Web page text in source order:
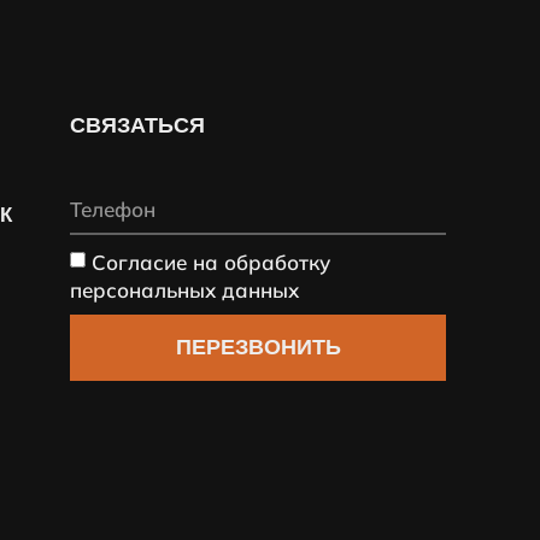
СВЯЗАТЬСЯ
Согласие на обработку
персональных данных
ПЕРЕЗВОНИТЬ